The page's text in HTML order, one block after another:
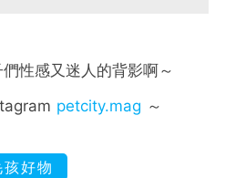
性感又迷人的背影啊～
petcity.mag ～
好物